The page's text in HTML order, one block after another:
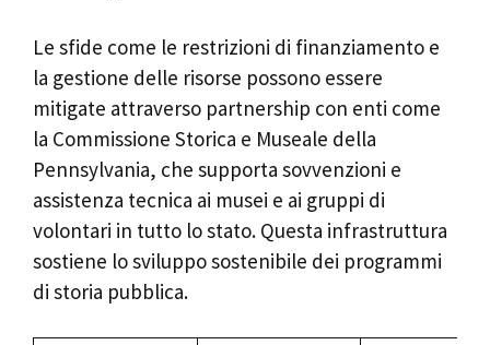
Le sfide come le restrizioni di finanziamento e
la gestione delle risorse possono essere
mitigate attraverso partnership con enti come
la Commissione Storica e Museale della
Pennsylvania, che supporta sovvenzioni e
assistenza tecnica ai musei e ai gruppi di
volontari in tutto lo stato. Questa infrastruttura
sostiene lo sviluppo sostenibile dei programmi
di storia pubblica.